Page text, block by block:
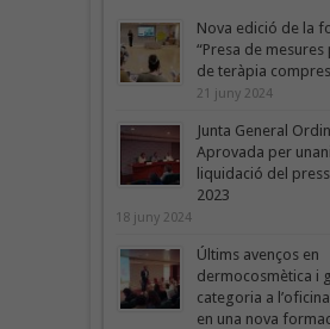
Nova edició de la
“Presa de
de teràpia
21 juny 2024
Junta General
Aprovada per
liquidació del
2023
18 juny 2024
Últims avenços en
dermocosmètica i
categoria a
en una nova